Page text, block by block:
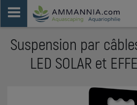
Suspension par
LED SOLAR et